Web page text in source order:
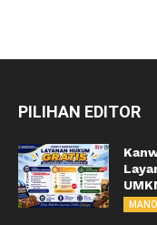
PILIHAN EDITOR